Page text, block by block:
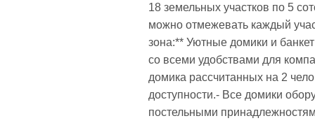
18 земельных участков по 5
можно отмежевать каждый
зона:** Уютные домики и
со всеми удобствами для
домика рассчитанных на 2
доступности.- Все домики
постельными